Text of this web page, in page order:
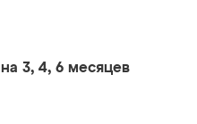
на 3, 4, 6 месяцев